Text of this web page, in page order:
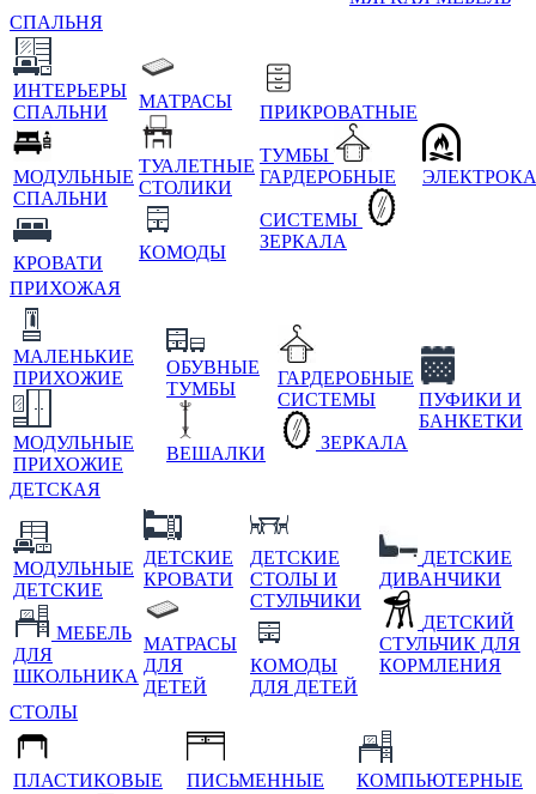
СПАЛЬНЯ
ИНТЕРЬЕРЫ
СПАЛЬНИ
МОДУЛЬНЫЕ
СПАЛЬНИ
КРОВАТИ
МАТРАСЫ
ТУАЛЕТНЫЕ
СТОЛИКИ
КОМОДЫ
ПРИКРОВАТНЫЕ
ТУМБЫ
ГАРДЕРОБНЫЕ
СИСТЕМЫ
ЗЕРКАЛА
ПРИХОЖАЯ
МАЛЕНЬКИЕ
ПРИХОЖИЕ
МОДУЛЬНЫЕ
ПРИХОЖИЕ
ОБУВНЫЕ
ТУМБЫ
ВЕШАЛКИ
ГАРДЕРОБНЫЕ
СИСТЕМЫ
ЗЕРКАЛА
ПУФИКИ И
БАНКЕТКИ
ДЕТСКАЯ
МОДУЛЬНЫЕ
ДЕТСКИЕ
МЕБЕЛЬ
ДЛЯ
ШКОЛЬНИКА
ДЕТСКИЕ
КРОВАТИ
МАТРАСЫ
ДЛЯ
ДЕТЕЙ
ДЕТСКИЕ
СТОЛЫ И
СТУЛЬЧИКИ
КОМОДЫ
ДЛЯ ДЕТЕЙ
ДЕТСКИЕ
ДИВАНЧИКИ
ДЕТСКИЙ
СТУЛЬЧИК ДЛЯ
КОРМЛЕНИЯ
СТОЛЫ
ПЛАСТИКОВЫЕ ПИСЬМЕННЫЕ КОМПЬЮТЕРНЫЕ